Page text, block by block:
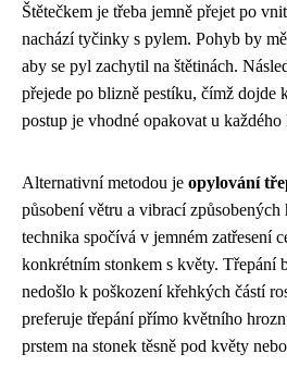
Štětečkem je třeba jemně přejet po
nachází tyčinky s pylem. Pohyb by
aby se pyl zachytil na štětinách.
přejede po blizně pestíku, čímž dojde
postup je vhodné opakovat u
Alternativní metodou je opylování
působení větru a vibrací
technika spočívá v jemném zatřesení
konkrétním stonkem s květy. Třepání
nedošlo k poškození křehkých částí
preferuje třepání přímo květního
prstem na stonek těsně pod květy